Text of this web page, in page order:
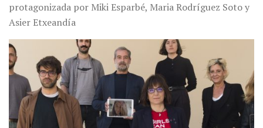
protagonizada por Miki Esparbé, Maria Rodríguez Soto y
Asier Etxeandía